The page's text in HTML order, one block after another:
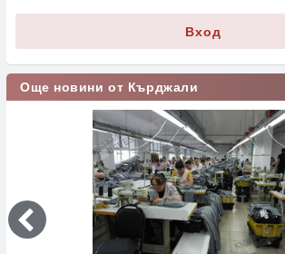
Вход
Още новини от Кърджали